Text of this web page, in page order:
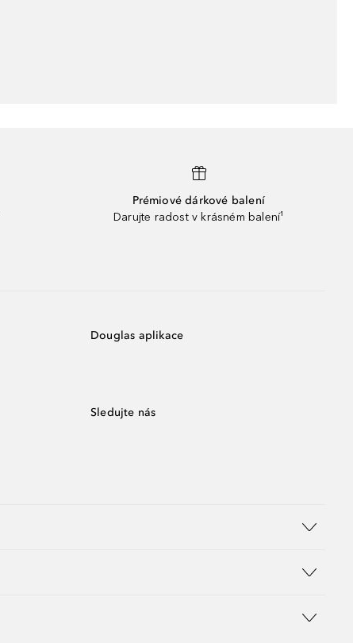
Prémiové dárkové balení
Darujte radost v krásném balení¹
Douglas aplikace
Sledujte nás